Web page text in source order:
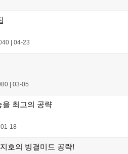
| 04-23
03-05
을 최고의 공략
01-18
호의 빙결미드 공략!